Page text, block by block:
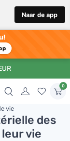
Naar de app
0
vie
des
vie